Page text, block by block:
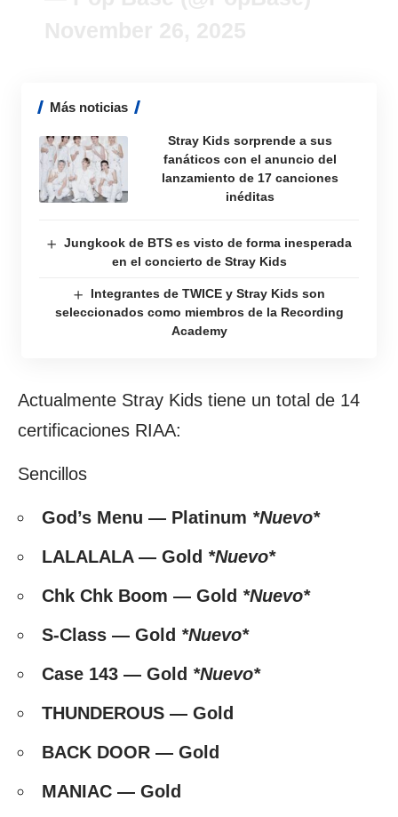
Más noticias
Stray Kids sorprende a sus
fanáticos con el anuncio del
lanzamiento de 17 canciones
inéditas
Jungkook de BTS es visto de forma inesperada
en el concierto de Stray Kids
Integrantes de TWICE y Stray Kids son
seleccionados como miembros de la Recording
Academy
Actualmente Stray Kids tiene un total de 14
certificaciones RIAA:
Sencillos
God’s Menu — Platinum *Nuevo*
LALALALA — Gold *Nuevo*
Chk Chk Boom — Gold *Nuevo*
S-Class — Gold *Nuevo*
Case 143 — Gold *Nuevo*
THUNDEROUS — Gold
BACK DOOR — Gold
MANIAC — Gold